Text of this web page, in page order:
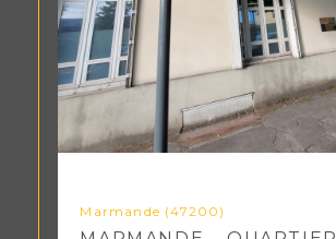
Marmande (47200)